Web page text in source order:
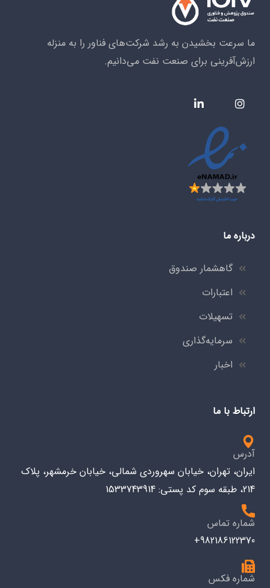
ما سرعت بخشیدن به رشد شرکت‌های فناور را به منزله
ارزش‌آفرینی برای صنعت نفت می‌دانیم.
درباره ما
گاهشمار صندوق
اعتبارات
تسهیلات
سرمایه‌گذاری
اخبار
ارتباط با ما
آدرس
ایران، تهران، خیابان سهروردی شمالی، خیابان خرمشهر، پلاک
214، طبقه سوم کد پستی: 1533743914
شماره تماس
982186122370+
شماره فکس